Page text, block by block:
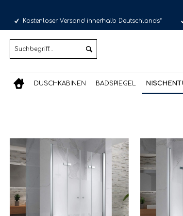
Kostenloser Versand innerhalb Deutschlands*
DUSCHKABINEN BADSPIEGEL